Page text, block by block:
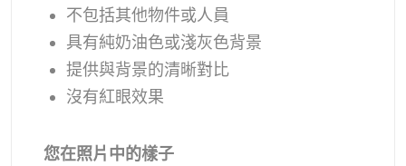
不包括其他物件或人員
具有純奶油色或淺灰色背景
提供與背景的清晰對比
沒有紅眼效果
您在照片中的樣子